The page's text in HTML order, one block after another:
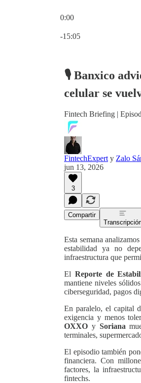
0:00
-15:05
🎙️ Banxico
celular se
Fintech Briefing |
FintechExpert y Zalo
jun 13, 2026
3
Compartir
Esta semana
estabilidad ya no
infraestructura que
El Reporte de
mantiene niveles
ciberseguridad, pagos
En paralelo, el capital
exigencia y menos
OXXO y Soriana
terminales,
El episodio también
financiera. Con
factores, la
fintechs.